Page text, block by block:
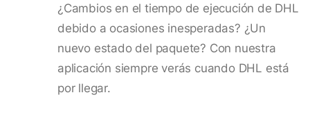
¿Cambios en el tiempo de ejecución de DHL
debido a ocasiones inesperadas? ¿Un
nuevo estado del paquete? Con nuestra
aplicación siempre verás cuando DHL está
por llegar.